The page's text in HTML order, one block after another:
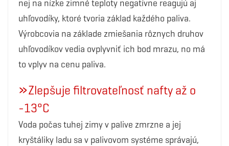
nej na nízke zimné teploty negatívne reagujú aj
uhľovodíky, ktoré tvoria základ každého paliva.
Výrobcovia na základe zmiešania rôznych druhov
uhľovodíkov vedia ovplyvniť ich bod mrazu, no má
to vplyv na cenu paliva.
»Zlepšuje filtrovateľnosť nafty až o
-13°C
Voda počas tuhej zimy v palive zmrzne a jej
kryštáliky ladu sa v palivovom systéme správajú,